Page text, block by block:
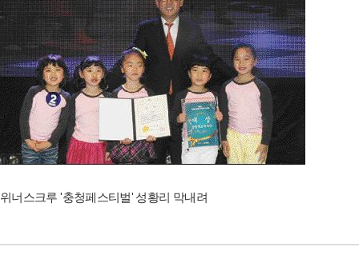
위너스크루 '충청페스티벌' 성황리 막내려